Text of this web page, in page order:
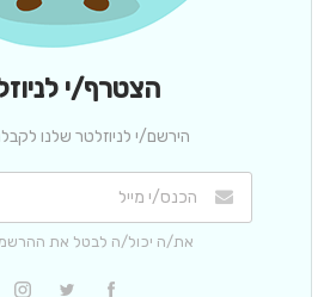
הצטרף/י
הירשם/י לניוזלטר שלנו
את/ה יכול/ה לבטל את